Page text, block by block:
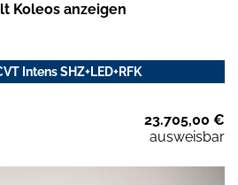
Koleos anzeigen
Intens SHZ+LED+RFK
23.705,00 €
ausweisbar